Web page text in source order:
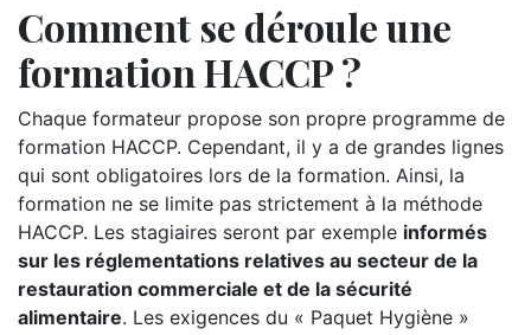
Comment se déroule une
formation HACCP ?
Chaque formateur propose son propre programme de
formation HACCP. Cependant, il y a de grandes lignes
qui sont obligatoires lors de la formation. Ainsi, la
formation ne se limite pas strictement à la méthode
HACCP. Les stagiaires seront par exemple informés
sur les réglementations relatives au secteur de la
restauration commerciale et de la sécurité
alimentaire. Les exigences du « Paquet Hygiène »